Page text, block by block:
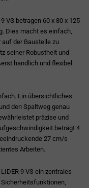
VS betragen 60 x 80 x 125
Dies macht es einfach,
auf der Baustelle zu
seiner Robustheit und
handlich und flexibel
Ein übersichtliches
den Spaltweg genau
präzise und
beträgt 4
27 cm/s
Arbeiten.
9 VS ein zentrales